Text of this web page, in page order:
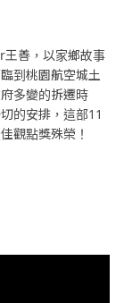
善，以家鄉故事
到桃園航空城土
多變的拆遷時
的安排，這部11
觀點獎殊榮！